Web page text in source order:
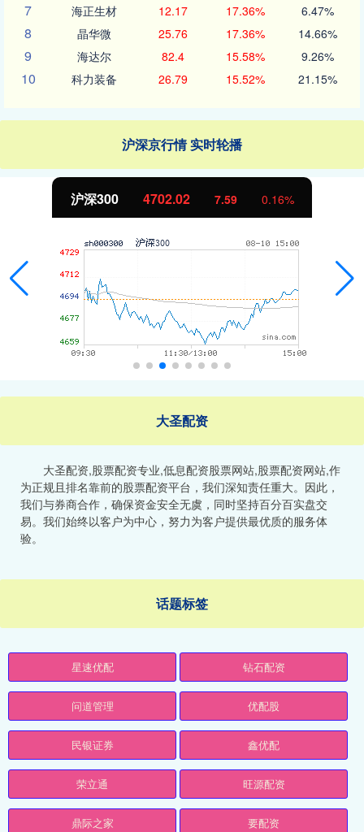
7 海正生材 12.17 17.36% 6.47%
8 晶华微 25.76 17.36% 14.66%
9 海达尔 82.4 15.58% 9.26%
10 科力装备 26.79 15.52% 21.15%
沪深京行情 实时轮播
沪深300 4702.02 7.59 0.16%
大圣配资
大圣配资,股票配资专业,低息配资股票网站,股票配资网站,作
为正规且排名靠前的股票配资平台，我们深知责任重大。因此，
我们与券商合作，确保资金安全无虞，同时坚持百分百实盘交
易。我们始终以客户为中心，努力为客户提供最优质的服务体
验。
话题标签
星速优配 钻石配资
问道管理 优配股
民银证券 鑫优配
荣立通 旺源配资
鼎际之家 要配资